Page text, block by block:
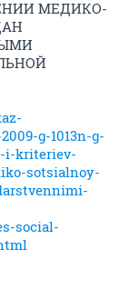
МЕДИКО-
g-1013n-g-
i-kriteriev-
sotsialnoy-
social-